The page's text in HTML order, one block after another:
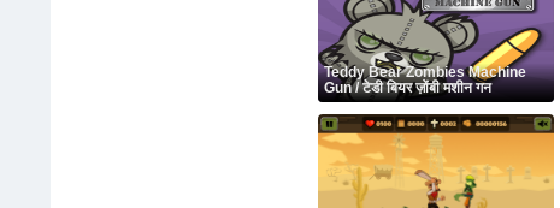
Teddy Bear Zombies Machine
Gun / टेडी बियर ज़ोंबी मशीन गन